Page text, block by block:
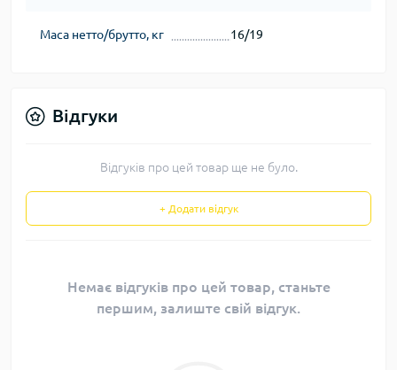
Маса нетто/брутто, кг 16/19
Відгуки
Відгуків про цей товар ще не було.
+ Додати відгук
Немає відгуків про цей товар, станьте
першим, залиште свій відгук.